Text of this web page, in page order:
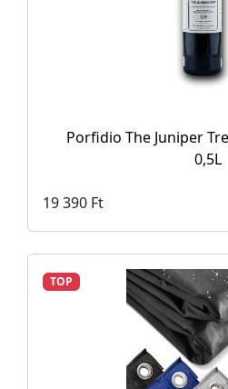
Porfidio The Juniper
0,5L
19 390 Ft
TOP